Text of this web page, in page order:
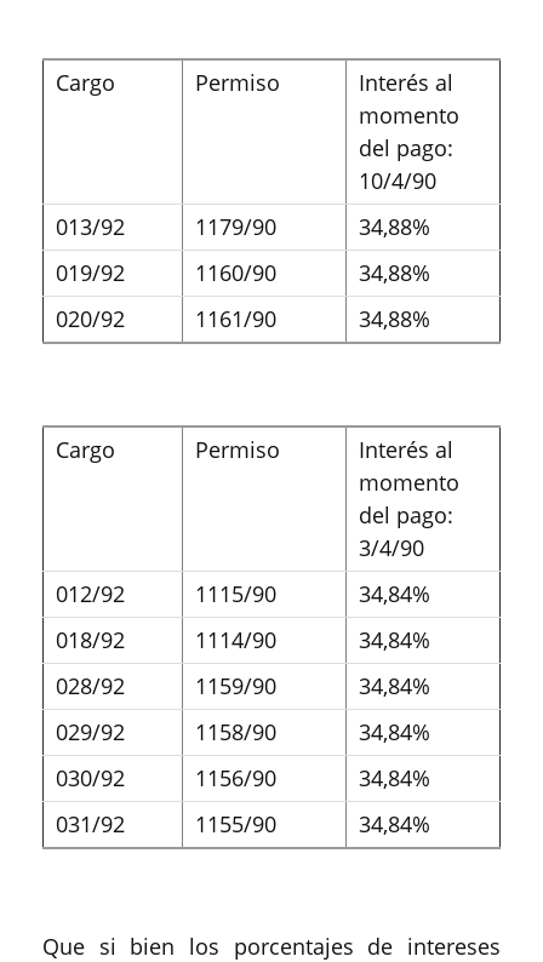
Cargo Permiso
Interés al
momento
del pago:
10/4/90
013/92
1179/90
34,88%
019/92
1160/90
34,88%
020/92
1161/90 34,88%
Cargo Permiso
Interés al
momento
del pago:
3/4/90
012/92
1115/90
34,84%
018/92
1114/90
34,84%
028/92
1159/90
34,84%
029/92
1158/90
34,84%
030/92
1156/90
34,84%
031/92
1155/90 34,84%
Que si bien los porcentajes de intereses